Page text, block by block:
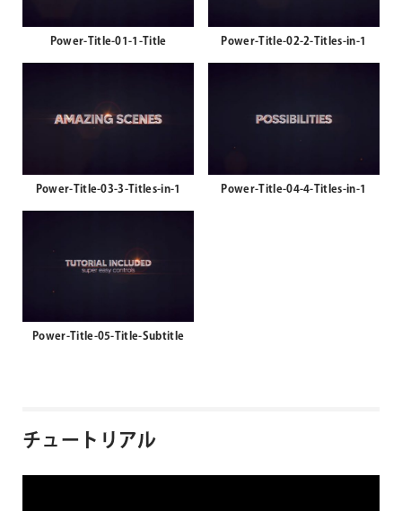
Power-Title-01-1-Title Power-Title-02-2-Titles-in-1
Power-Title-03-3-Titles-in-1 Power-Title-04-4-Titles-in-1
Power-Title-05-Title-Subtitle
チュートリアル